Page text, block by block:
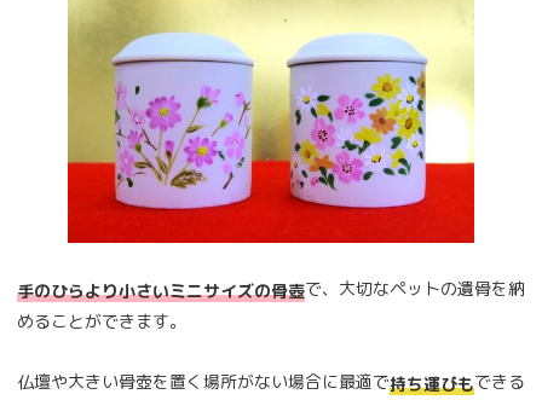
手のひらより小さいミニサイズの骨壺で、大切なペットの遺骨を納
めることができます。
仏壇や大きい骨壺を置く場所がない場合に最適で持ち運びもできる